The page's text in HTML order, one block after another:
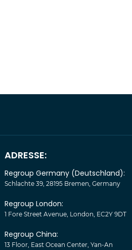
ADRESSE:
Regroup Germany (Deutschland):
Schlachte 39, 28195 Bremen, Germany
Regroup London:
1 Fore Street Avenue, London, EC2Y 9DT
Regroup China:
13 Floor, East Ocean Center, Yan-An